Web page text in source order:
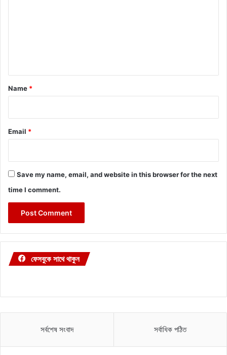
*
Name *
Email *
Save my name, email, and website in this browser for the next
time I comment.
ফেসবুকে সাথে থাকুন
সর্বশেষ সংবাদ সর্বাধিক পঠিত